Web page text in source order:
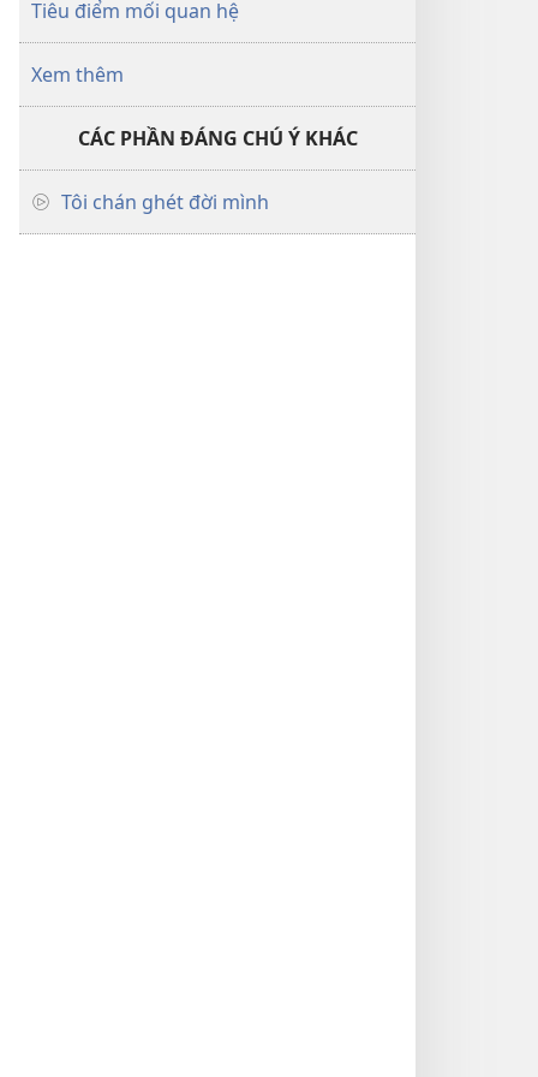
Tiêu điểm mối quan hệ
Xem thêm
CÁC PHẦN ĐÁNG CHÚ Ý KHÁC
Tôi chán ghét đời mình